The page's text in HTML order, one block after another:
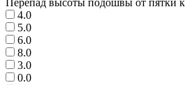
Перепад высоты подошвы от пятки
4.0
5.0
6.0
8.0
3.0
0.0